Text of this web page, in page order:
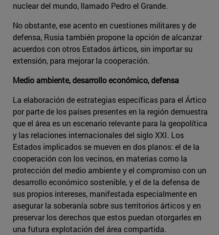
nuclear del mundo, llamado Pedro el Grande.
No obstante, ese acento en cuestiones militares y de
defensa, Rusia también propone la opción de alcanzar
acuerdos con otros Estados árticos, sin importar su
extensión, para mejorar la cooperación.
Medio ambiente, desarrollo económico, defensa
La elaboración de estrategias específicas para el Ártico
por parte de los países presentes en la región demuestra
que el área es un escenario relevante para la geopolítica
y las relaciones internacionales del siglo XXI. Los
Estados implicados se mueven en dos planos: el de la
cooperación con los vecinos, en materias como la
protección del medio ambiente y el compromiso con un
desarrollo económico sostenible, y el de la defensa de
sus propios intereses, manifestada especialmente en
asegurar la soberanía sobre sus territorios árticos y en
preservar los derechos que estos puedan otorgarles en
una futura explotación del área compartida.